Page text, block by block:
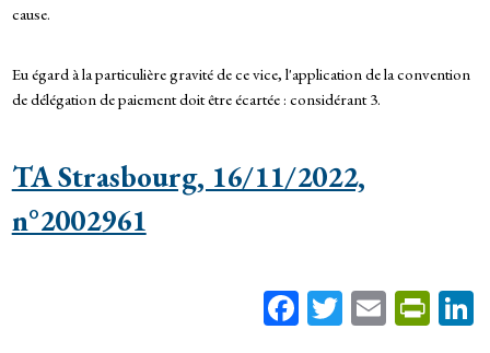
cause.
Eu égard à la particulière gravité de ce vice, l'application de la convention
de délégation de paiement doit être écartée : considérant 3.
TA Strasbourg, 16/11/2022,
n°2002961
Fa T E Pr